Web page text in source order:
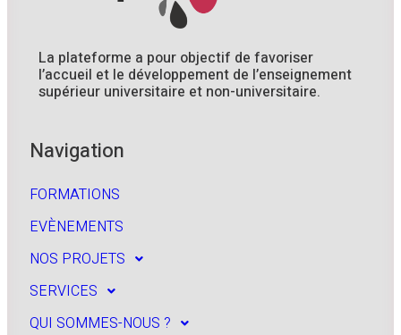
La plateforme a pour objectif de favoriser
l’accueil et le développement de l’enseignement
supérieur universitaire et non-universitaire.
Navigation
FORMATIONS
EVÈNEMENTS
NOS PROJETS
SERVICES
QUI SOMMES-NOUS ?